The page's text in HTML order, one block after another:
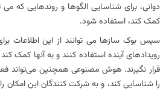
دوانی، برای شناسایی الگوها و روندهایی که می
کمک کند، استفاده شود.
سپس بوک‌ سازها می‌ توانند از این اطلاعات
رویدادهای آینده استفاده کنند و به آنها کمک
قرار نگیرند. هوش مصنوعی همچنین می‌تواند
را شناسایی کند، و به شرکت‌ کنندگان این